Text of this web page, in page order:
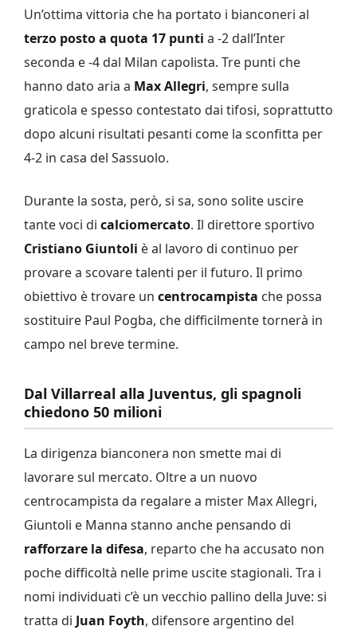
Un’ottima vittoria che ha portato i bianconeri al
terzo posto a quota 17 punti a -2 dall’Inter
seconda e -4 dal Milan capolista. Tre punti che
hanno dato aria a Max Allegri, sempre sulla
graticola e spesso contestato dai tifosi, soprattutto
dopo alcuni risultati pesanti come la sconfitta per
4-2 in casa del Sassuolo.
Durante la sosta, però, si sa, sono solite uscire
tante voci di calciomercato. Il direttore sportivo
Cristiano Giuntoli è al lavoro di continuo per
provare a scovare talenti per il futuro. Il primo
obiettivo è trovare un centrocampista che possa
sostituire Paul Pogba, che difficilmente tornerà in
campo nel breve termine.
Dal Villarreal alla Juventus, gli spagnoli
chiedono 50 milioni
La dirigenza bianconera non smette mai di
lavorare sul mercato. Oltre a un nuovo
centrocampista da regalare a mister Max Allegri,
Giuntoli e Manna stanno anche pensando di
rafforzare la difesa, reparto che ha accusato non
poche difficoltà nelle prime uscite stagionali. Tra i
nomi individuati c’è un vecchio pallino della Juve: si
tratta di Juan Foyth, difensore argentino del